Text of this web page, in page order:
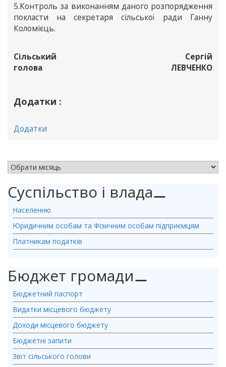
5.Контроль за виконанням даного розпорядження
покласти на секретаря сільської ради Ганну
Коломієць.
Сільський
голова
Сергій
ЛЕВЧЕНКО
Додатки :
Додатки
Суспільство і влада⚊
Населенню
Юридичним особам та Фізичним особам підприємцям
Платникам податків
Бюджет громади⚊
Бюджетний паспорт
Видатки місцевого бюджету
Доходи місцевого бюджету
Бюджетні запити
Звіт сільського голови